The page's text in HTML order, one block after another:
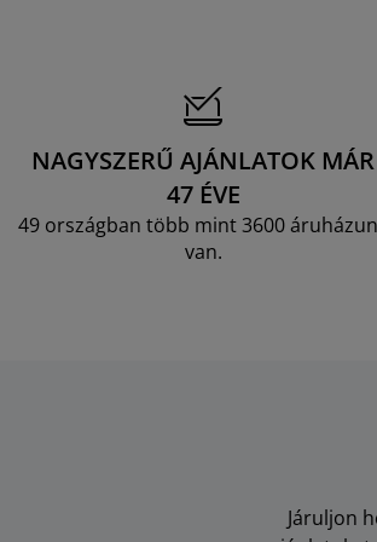
NAGYSZERŰ AJÁNLATOK MÁR
47 ÉVE
49 országban több mint 3600
van.
Járuljon